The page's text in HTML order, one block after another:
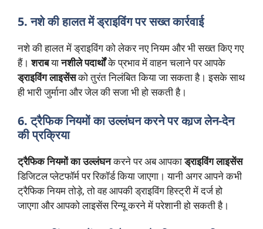
5. नशे की हालत में ड्राइविंग पर सख्त कार्रवाई
नशे की हालत में ड्राइविंग को लेकर नए नियम और भी सख्त किए गए
हैं।शराबयानशीले पदार्थोंके प्रभाव में वाहन चलाने पर आपके
ड्राइविंग लाइसेंसको तुरंत निलंबित किया जा सकता है। इसके साथ
ही भारी जुर्माना और जेल की सजा भी हो सकती है।
6. ट्रैफिक नियमों का उल्लंघन करने पर कार्‍ज लेन-देन
की प्रक्रिया
ट्रैफिक नियमों का उल्लंघनकरने पर अब आपकाड्राइविंग लाइसेंस
डिजिटल प्लेटफॉर्म पर रिकॉर्ड किया जाएगा। यानी अगर आपने कभी
ट्रैफिक नियम तोड़े, तो वह आपकी ड्राइविंग हिस्ट्री में दर्ज हो
जाएगा और आपको लाइसेंस रिन्यू करने में परेशानी हो सकती है।